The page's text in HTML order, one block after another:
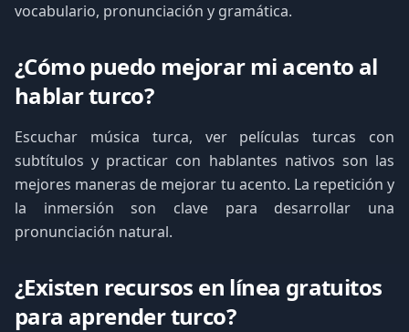
vocabulario, pronunciación y gramática.
¿Cómo puedo mejorar mi acento al
hablar turco?
Escuchar música turca, ver películas turcas con
subtítulos y practicar con hablantes nativos son las
mejores maneras de mejorar tu acento. La repetición y
la inmersión son clave para desarrollar una
pronunciación natural.
¿Existen recursos en línea gratuitos
para aprender turco?